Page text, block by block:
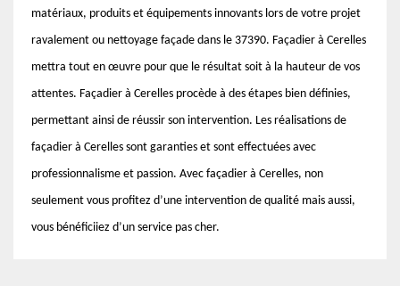
matériaux, produits et équipements innovants lors de votre projet
ravalement ou nettoyage façade dans le 37390. Façadier à Cerelles
mettra tout en œuvre pour que le résultat soit à la hauteur de vos
attentes. Façadier à Cerelles procède à des étapes bien définies,
permettant ainsi de réussir son intervention. Les réalisations de
façadier à Cerelles sont garanties et sont effectuées avec
professionnalisme et passion. Avec façadier à Cerelles, non
seulement vous profitez d’une intervention de qualité mais aussi,
vous bénéficiiez d’un service pas cher.